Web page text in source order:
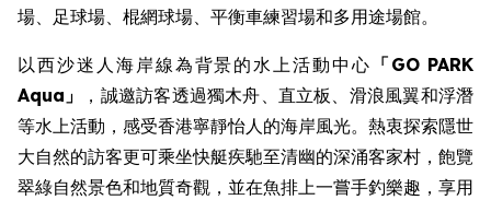
場、足球場、棍網球場、平衡車練習場和多用途場館。
以西沙迷人海岸線為背景的水上活動中心 「 GO PARK
Aqua 」
，誠邀訪客透過獨木舟、直立板、滑浪風翼和浮潛
等水上活動，感受香港寧靜怡人的海岸風光。熱衷探索隱世
大自然的訪客更可乘坐快艇疾馳至清幽的深涌客家村，飽覽
翠綠自然景色和地質奇觀，並在魚排上一嘗手釣樂趣，享用